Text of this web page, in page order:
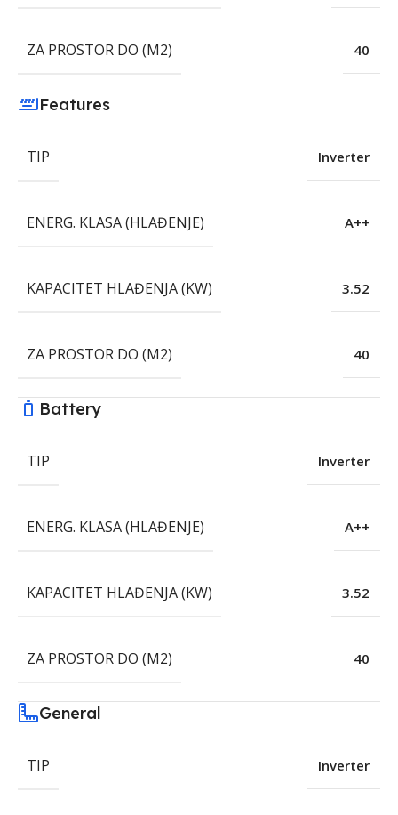
ZA PROSTOR DO (M2) 40
Features
TIP Inverter
ENERG. KLASA (HLAĐENJE) A++
KAPACITET HLAĐENJA (KW) 3.52
ZA PROSTOR DO (M2) 40
Battery
TIP Inverter
ENERG. KLASA (HLAĐENJE) A++
KAPACITET HLAĐENJA (KW) 3.52
ZA PROSTOR DO (M2) 40
General
TIP Inverter